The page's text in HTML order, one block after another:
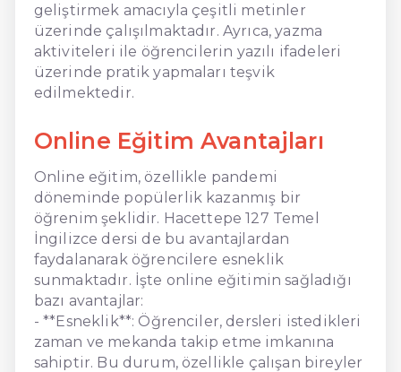
geliştirmek amacıyla çeşitli metinler
üzerinde çalışılmaktadır. Ayrıca, yazma
aktiviteleri ile öğrencilerin yazılı ifadeleri
üzerinde pratik yapmaları teşvik
edilmektedir.
Online Eğitim Avantajları
Online eğitim, özellikle pandemi
döneminde popülerlik kazanmış bir
öğrenim şeklidir. Hacettepe 127 Temel
İngilizce dersi de bu avantajlardan
faydalanarak öğrencilere esneklik
sunmaktadır. İşte online eğitimin sağladığı
bazı avantajlar:
- **Esneklik**: Öğrenciler, dersleri istedikleri
zaman ve mekanda takip etme imkanına
sahiptir. Bu durum, özellikle çalışan bireyler